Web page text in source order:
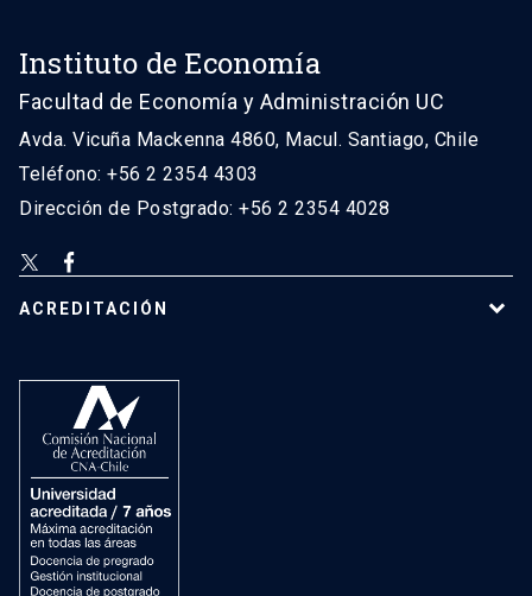
Instituto de Economía
Facultad de Economía y Administración UC
Avda. Vicuña Mackenna 4860, Macul. Santiago, Chile
Teléfono: +56 2 2354 4303
Dirección de Postgrado: +56 2 2354 4028
ACREDITACIÓN